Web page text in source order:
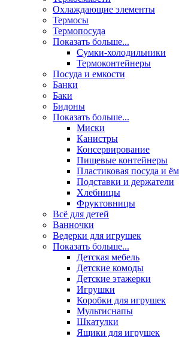
Охлаждающие элементы
Термосы
Термопосуда
Показать больше...
Сумки-холодильники
Термоконтейнеры
Посуда и емкости
Банки
Баки
Бидоны
Показать больше...
Миски
Канистры
Консервирование
Пищевые контейнеры
Пластиковая посуда и
Подставки и держатели
Хлебницы
Фруктовницы
Всё для детей
Ванночки
Ведерки для игрушек
Показать больше...
Детская мебель
Детские комоды
Детские этажерки
Игрушки
Коробки для игрушек
Мультиснапы
Шкатулки
Ящики для игрушек